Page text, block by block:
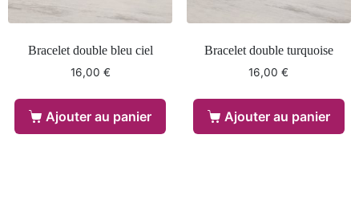
Bracelet double bleu ciel
16,00 €
Ajouter au panier
Bracelet double turquoise
16,00€
Ajouter au panier